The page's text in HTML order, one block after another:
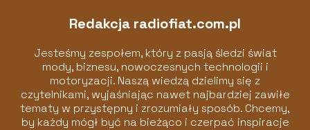
Redakcja radiofiat.com.pl
Jesteśmy zespołem, który z pasją śledzi świat
mody, biznesu, nowoczesnych technologii i
motoryzacji. Naszą wiedzą dzielimy się z
czytelnikami, wyjaśniając nawet najbardziej zawiłe
tematy w przystępny i zrozumiały sposób. Chcemy,
by każdy mógł być na bieżąco i czerpać inspiracje